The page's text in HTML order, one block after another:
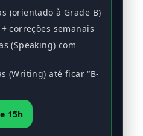
(orientado à Grade B)
correções semanais
(Speaking) com
(Writing) até ficar “B-
15h